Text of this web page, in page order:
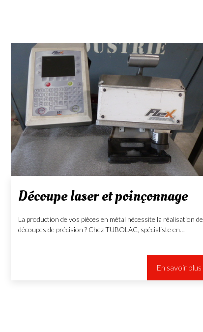
Découpe laser et poinçonnage
La production de vos pièces en métal nécessite la réalisation de
découpes de précision ? Chez TUBOLAC, spécialiste en…
En savoir plus